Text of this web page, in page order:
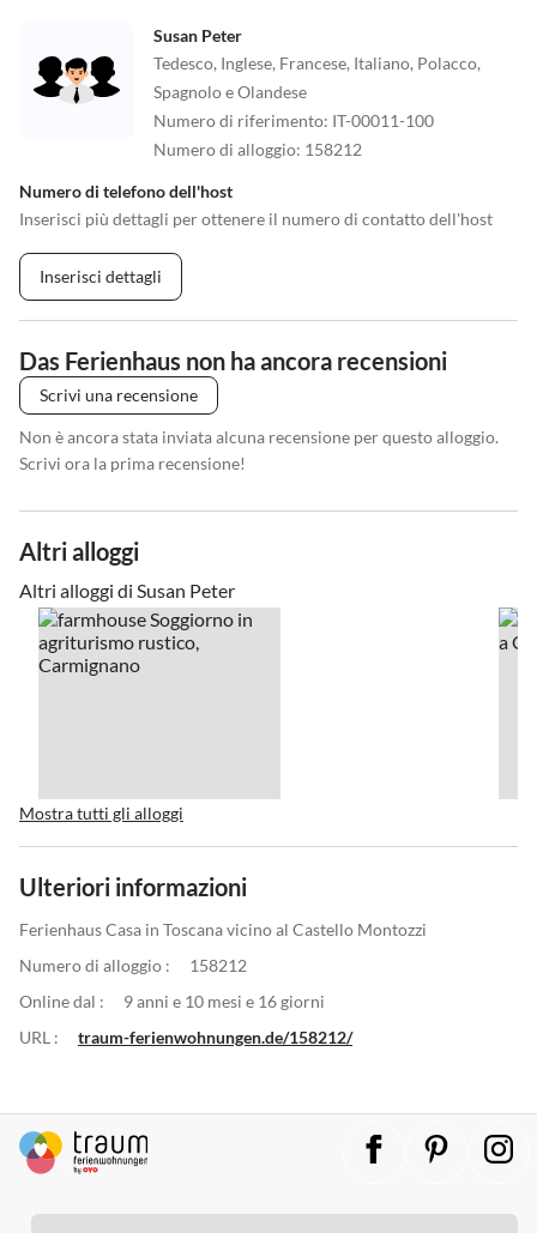
Susan Peter
Tedesco, Inglese, Francese, Italiano, Polacco,
Spagnolo e Olandese
Numero di riferimento: IT-00011-100
Numero di alloggio: 158212
Numero di telefono dell'host
Inserisci più dettagli per ottenere il numero di contatto dell'host
Inserisci dettagli
Das Ferienhaus non ha ancora recensioni
Scrivi una recensione
Non è ancora stata inviata alcuna recensione per questo alloggio.
Scrivi ora la prima recensione!
Altri alloggi
Altri alloggi di Susan Peter
Mostra tutti gli alloggi
Ulteriori informazioni
Ferienhaus Casa in Toscana vicino al Castello Montozzi
Numero di alloggio :
158212
Online dal :
9 anni e 10 mesi e 16 giorni
URL :
traum-ferienwohnungen.de/158212/